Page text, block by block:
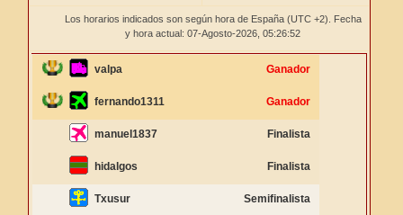
Los horarios indicados son según hora de España (UTC +2). Fecha
y hora actual: 07-Agosto-2026, 05:26:52
valpa Ganador
fernando1311 Ganador
manuel1837 Finalista
hidalgos Finalista
Txusur Semifinalista